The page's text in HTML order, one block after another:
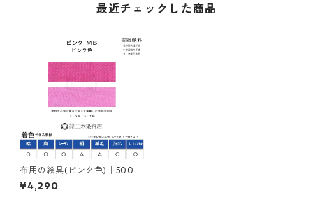
最近チェックした商品
布用の絵具(ピンク色)｜500g
｜ネオカラーピンクＭＢ｜樹
脂顔料(ピグメントレジンカラ
¥4,290